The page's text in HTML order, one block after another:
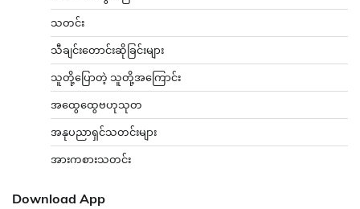
သတင်း
သီချင်းတောင်းဆိုခြင်းများ
သူတို့ပြောတဲ့ သူတို့အကြောင်း
အထွေထွေဗဟုသုတ
အနုပညာရှင်သတင်းများ
အားကစားသတင်း
Download App